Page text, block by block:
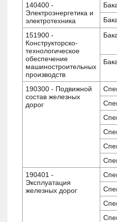
140400 -
Электроэнергетика и
электротехника
151900 -
Конструкторско-
технологическое
обеспечение
машиностроительных
производств
190300 - Подвижной
состав железных
дорог
190401 -
Эксплуатация
железных дорог